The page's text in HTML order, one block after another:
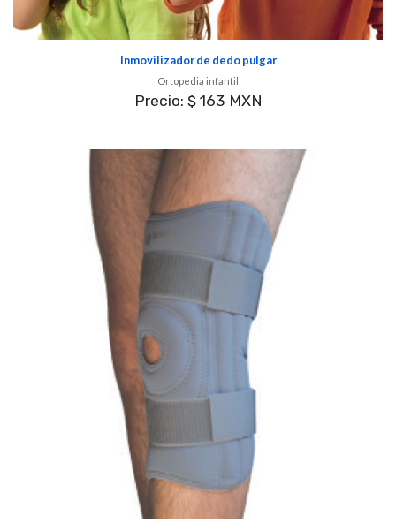
Inmovilizador de dedo pulgar
Ortopedia infantil
Precio: $ 163 MXN